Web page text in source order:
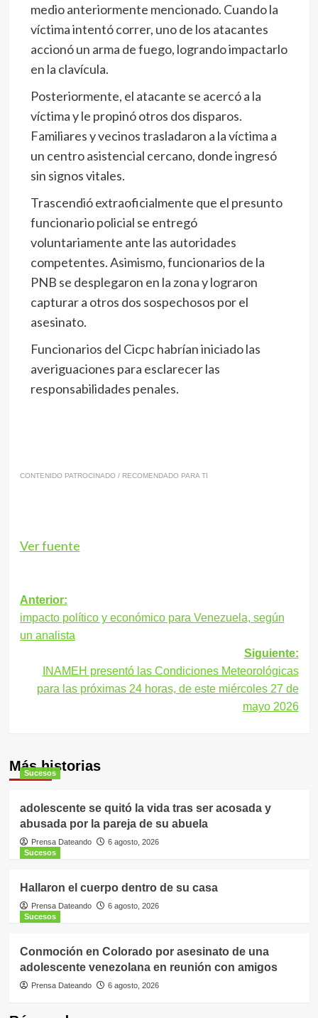
medio anteriormente mencionado. Cuando la
víctima intentó correr, uno de los atacantes
accionó un arma de fuego, logrando impactarlo
en la clavícula.
Posteriormente, el atacante se acercó a la
víctima y le propinó otros dos disparos.
Familiares y vecinos trasladaron a la víctima a
un centro asistencial cercano, donde ingresó
sin signos vitales.
Trascendió extraoficialmente que el presunto
funcionario policial se entregó
voluntariamente ante las autoridades
competentes. Asimismo, funcionarios de la
PNB se desplegaron en la zona y lograron
capturar a otros dos sospechosos por el
asesinato.
Funcionarios del Cicpc habrían iniciado las
averiguaciones para esclarecer las
responsabilidades penales.
CONTENIDO PATROCINADO / RECOMENDADO PARA TI
Ver fuente
Navegación
de
entradas
Anterior:
impacto político y económico para Venezuela, según
un analista
Siguiente:
INAMEH presentó las Condiciones Meteorológicas
para las próximas 24 horas, de este miércoles 27 de
mayo 2026
Más historias
Sucesos
adolescente se quitó la vida tras ser acosada y
abusada por la pareja de su abuela
Prensa Dateando
6 agosto, 2026
Sucesos
Hallaron el cuerpo dentro de su casa
Prensa Dateando
6 agosto, 2026
Sucesos
Conmoción en Colorado por asesinato de una
adolescente venezolana en reunión con amigos
Prensa Dateando 6 agosto, 2026